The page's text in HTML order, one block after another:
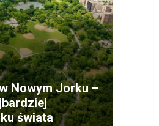
Nowym Jorku –
świata